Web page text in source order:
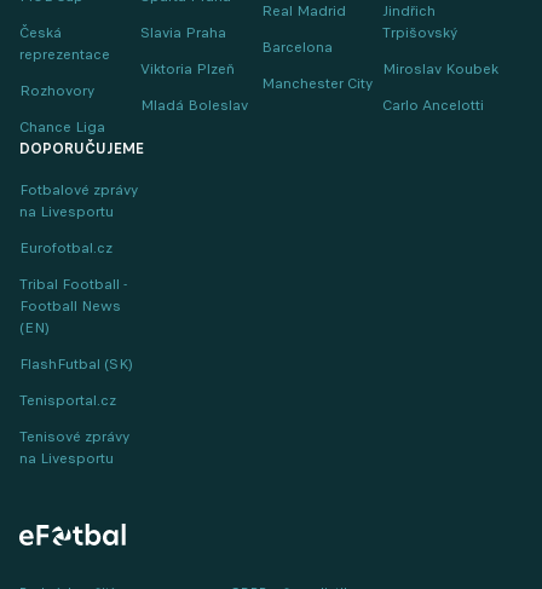
Česká
reprezentace
Rozhovory
Chance Liga
Slavia Praha
Viktoria Plzeň
Mladá Boleslav
Real Madrid
Barcelona
Manchester City
Jindřich
Trpišovský
Miroslav Koubek
Carlo Ancelotti
DOPORUČUJEME
Fotbalové zprávy
na Livesportu
Eurofotbal.cz
Tribal Football -
Football News
(EN)
FlashFutbal (SK)
Tenisportal.cz
Tenisové zprávy
na Livesportu